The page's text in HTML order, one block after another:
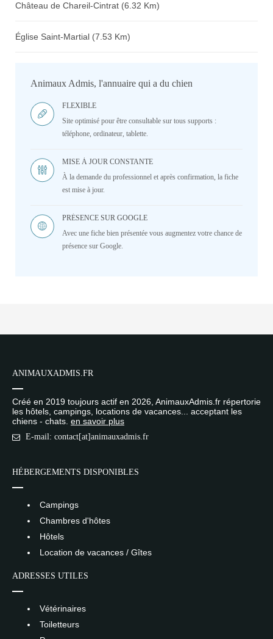
Château de Chareil-Cintrat (6.32 Km)
Église Saint-Martial (7.53 Km)
Animaux Admis, l'annuaire qui a du chien
FLEXIBLE
Site optimisé pour être consultable sur tous supports :
téléphone, ordinateur, tablette.
MISE À JOUR CONSTANTE
À la demande du professionnel et après confirmation, la fiche
est mise à jour.
PRÉSENCE SUR GOOGLE
Avec une fiche bien présentée vous augmentez votre chance de
présence sur Google.
ANIMAUXADMIS.FR
Créé en 2019 toujours actif en 2026, AnimauxAdmis.fr répertorie
les hôtels, campings, locations de vacances... acceptant les
chiens - chats. en savoir plus
E-mail: contact[at]animauxadmis.fr
HÉBERGEMENTS DISPONIBLES
Campings
Chambres d'hôtes
Hôtels
Location de vacances / Gîtes
ADRESSES UTILES
Vétérinaires
Toiletteurs